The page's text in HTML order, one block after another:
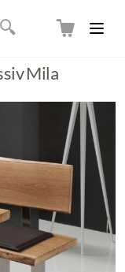
Suche
Mila